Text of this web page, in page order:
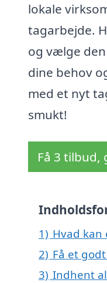
lokale
tagarbejde.
og vælge
dine behov
med et nyt
smukt!
Få 3
1) Hvad
2) Få et
3) Indhent